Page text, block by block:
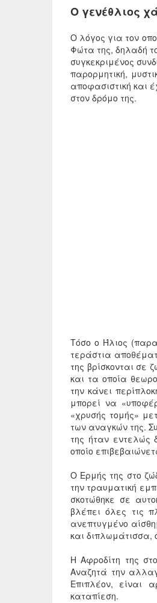
Ο γενέθλιος
Ο λόγος για τον
Φώτα της, δηλαδή
συγκεκριμένος
παρορμητική,
αποφασιστική και
στον δρόμο της.
Τόσο ο Ήλιος
τεράστια
της βρίσκονται σε
και τα οποία
την κάνει
μπορεί να
«χρυσής τομής»
των αναγκών της.
της ήταν εντελώς
οποίο
Ο Ερμής της στο
την τραυματική
σκοτώθηκε σε
βλέπει όλες τις
ανεπτυγμένο
και διπλωμάτισσα,
Η Αφροδίτη της
Αναζητά την
Επιπλέον, είναι
καταπίεση.